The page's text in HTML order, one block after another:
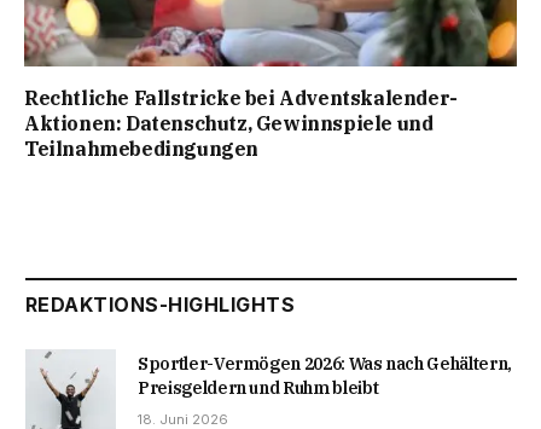
Rechtliche Fallstricke bei Adventskalender-
Aktionen: Datenschutz, Gewinnspiele und
Teilnahmebedingungen
REDAKTIONS-HIGHLIGHTS
Sportler-Vermögen 2026: Was nach Gehältern,
Preisgeldern und Ruhm bleibt
18. Juni 2026